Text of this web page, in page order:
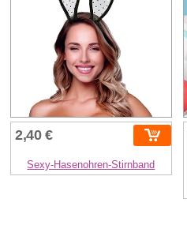
2,40 €
Sexy-Hasenohren-Stirnband